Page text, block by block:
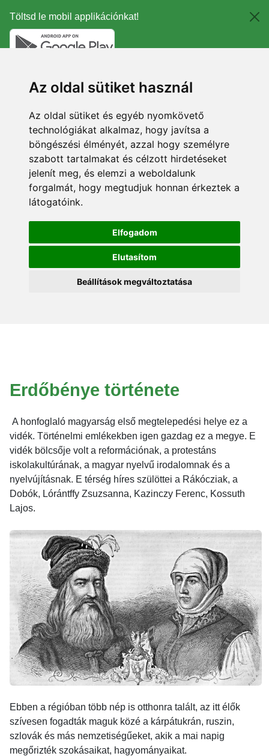
Töltsd le mobil applikációnkat!
Az oldal sütiket használ
Az oldal sütiket és egyéb nyomkövető
technológiákat alkalmaz, hogy javítsa a
böngészési élményét, azzal hogy személyre
szabott tartalmakat és célzott hirdetéseket
jelenít meg, és elemzi a weboldalunk
forgalmát, hogy megtudjuk honnan érkeztek a
látogatóink.
Elfogadom
Elutasítom
Beállítások megváltoztatása
Erdőbénye története
A honfoglaló magyarság első megtelepedési helye ez a
vidék. Történelmi emlékekben igen gazdag ez a megye. E
vidék bölcsője volt a reformációnak, a protestáns
iskolakultúrának, a magyar nyelvű irodalomnak és a
nyelvújításnak. E térség híres szülöttei a Rákócziak, a
Dobók, Lórántffy Zsuzsanna, Kazinczy Ferenc, Kossuth
Lajos.
Ebben a régióban több nép is otthonra talált, az itt élők
szívesen fogadták maguk közé a kárpátukrán, ruszin,
szlovák és más nemzetiségűeket, akik a mai napig
megőrizték szokásaikat, hagyományaikat.